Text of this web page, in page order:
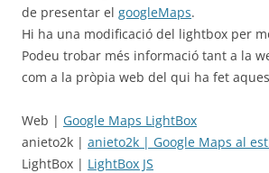
de presentar el googleMaps.
Hi ha una modificació del lightbox per
Podeu trobar més informació tant a la
com a la pròpia web del qui ha fet
Web | Google Maps LightBox
anieto2k | anieto2k | Google Maps al
LightBox | LightBox JS